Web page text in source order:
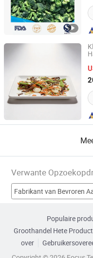
XIAMEN GT
Fujian, China
Verwante
Fabrikant van Bevroren
Fabrikant van Bevroren
Populaire
Groothandel Hete
over